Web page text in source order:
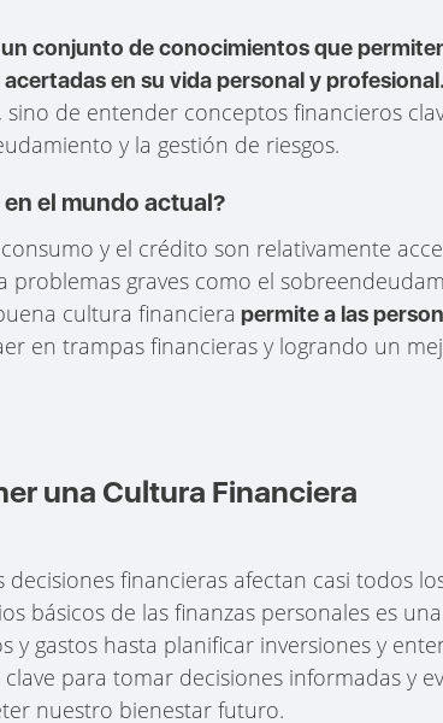
conjunto de conocimientos que
en su vida personal y profesional.
de entender conceptos financieros
y la gestión de riesgos.
el mundo actual?
y el crédito son relativamente
problemas graves como el
cultura financiera permite a las
en trampas financieras y logrando un
una Cultura Financiera
financieras afectan casi todos
básicos de las finanzas personales es
y gastos hasta planificar inversiones y
para tomar decisiones informadas y
nuestro bienestar futuro.